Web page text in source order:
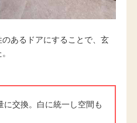
あるドアにすることで、玄
に交換。白に統一し空間も